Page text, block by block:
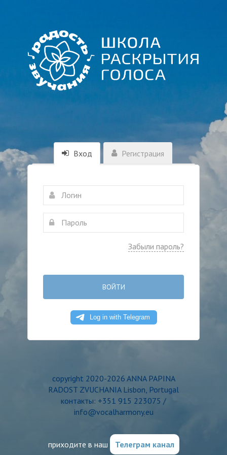
Вход Регистрация
Забыли пароль?
ВОЙТИ
copyright 2020-2026 ANNA PAPINA
RADOST ZVUCHANIA Lisbon, Portugal
контакты: +351 915 223075 /
info@vocalharmony.eu
приходите в наш Телеграм канал